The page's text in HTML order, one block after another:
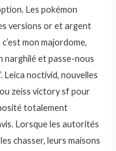
Les pokémon
versions or et argent
mon majordome,
narghilé et passe-nous
Leica noctivid, nouvelles
zeiss victory sf pour
totalement
Lorsque les autorités
chasser, leurs maisons